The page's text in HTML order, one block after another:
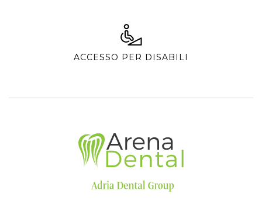
ACCESSO PER DISABILI